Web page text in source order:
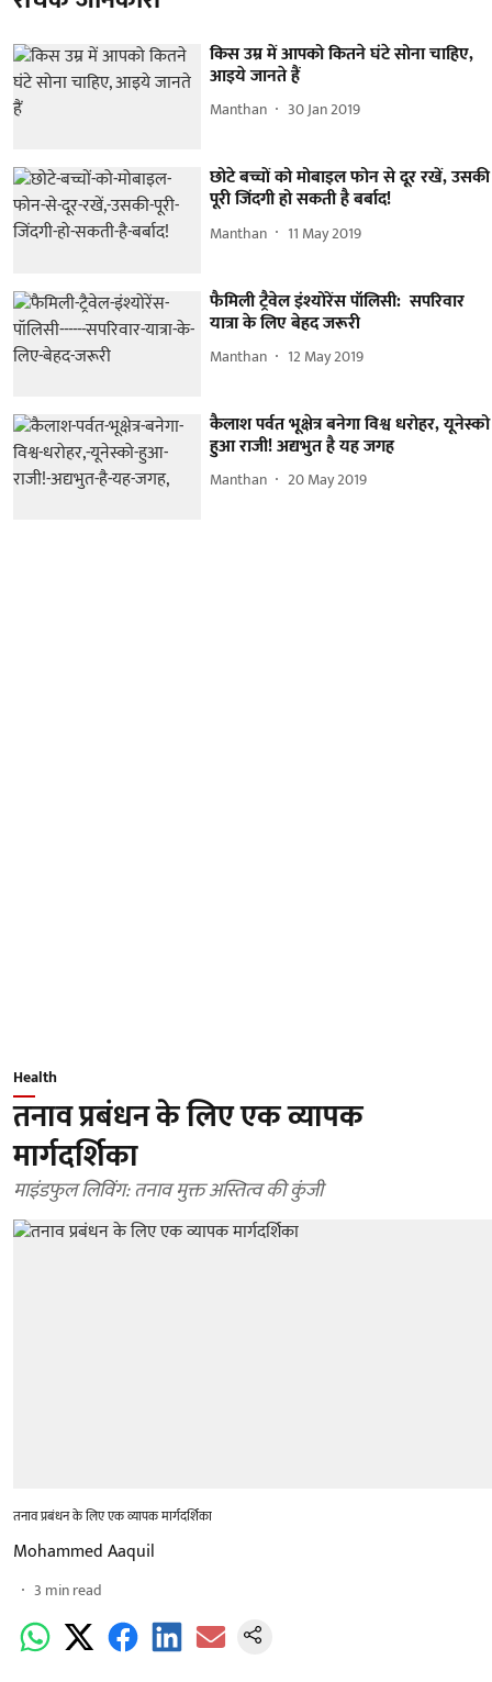
किस उम्र में आपको कितने घंटे सोना चाहिए,
आइये जानते हैं
Manthan 30 Jan 2019
छोटे बच्चों को मोबाइल फोन से दूर रखें, उसकी
पूरी जिंदगी हो सकती है बर्बाद!
Manthan 11 May 2019
फैमिली ट्रैवेल इंश्योरेंस पॉलिसी: सपरिवार
यात्रा के लिए बेहद जरूरी
Manthan 12 May 2019
कैलाश पर्वत भूक्षेत्र बनेगा विश्व धरोहर, यूनेस्को
हुआ राजी! अद्यभुत है यह जगह
Manthan 20 May 2019
Health
तनाव प्रबंधन के लिए एक व्यापक
मार्गदर्शिका
माइंडफुल लिविंग: तनाव मुक्त अस्तित्व की कुंजी
तनाव प्रबंधन के लिए एक व्यापक मार्गदर्शिका
Mohammed Aaquil
3 min read